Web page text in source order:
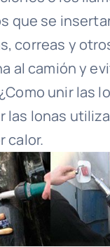
que se
correas y
al camión y
unir las
las lonas
calor.